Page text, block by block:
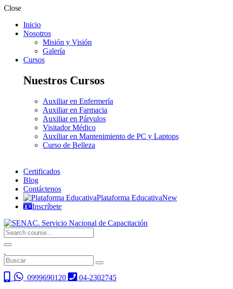
Close
Inicio
Nosotros
Misión y Visión
Galería
Cursos
Nuestros Cursos
Auxiliar en Enfermería
Auxiliar en Farmacia
Auxiliar en Párvulos
Visitador Médico
Auxiliar en Mantenimiento de PC y Laptops
Curso de Belleza
Certificados
Blog
Contáctenos
Plataforma EducativaNew
Inscríbete
0999690120
04-2302745